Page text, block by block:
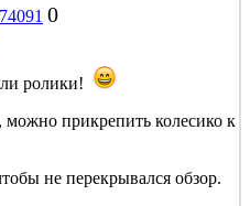
0
ролики!
можно прикрепить колесико к
не перекрывался обзор.